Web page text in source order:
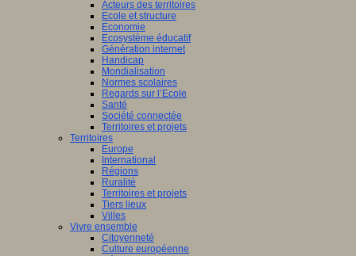
Acteurs des territoires
Ecole et structure
Economie
Ecosystème éducatif
Génération internet
Handicap
Mondialisation
Normes scolaires
Regards sur l’Ecole
Santé
Société connectée
Territoires et projets
Territoires
Europe
International
Régions
Ruralité
Territoires et projets
Tiers lieux
Villes
Vivre ensemble
Citoyenneté
Culture européenne